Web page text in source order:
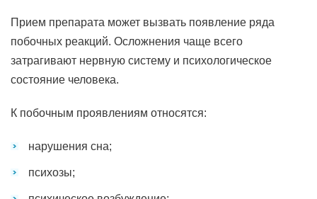
Прием препарата может вызвать появление ряда
побочных реакций. Осложнения чаще всего
затрагивают нервную систему и психологическое
состояние человека.
К побочным проявлениям относятся:
нарушения сна;
психозы;